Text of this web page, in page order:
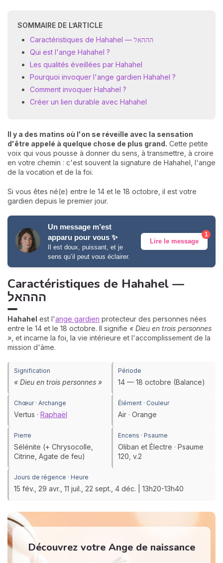
SOMMAIRE DE L’ARTICLE
Caractéristiques de Hahahel — הההאל
Qui est l'ange Hahahel ?
Les qualités éveillées par Hahahel
Pourquoi invoquer l'ange gardien Hahahel ?
Comment invoquer Hahahel ?
Créer un lien durable avec Hahahel
Il y a des matins où l'on se réveille avec la sensation
d'être appelé à quelque chose de plus grand. Cette petite
voix qui vous pousse à donner du sens, à transmettre, à croire
en votre chemin : c'est souvent la signature de Hahahel, l'ange
de la vocation et de la foi.
Si vous êtes né(e) entre le 14 et le 18 octobre, il est votre
gardien depuis le premier jour.
Un message m’est
apparu pour vous ✨
Il est doux, puissant, et je
sens qu’il peut vous éclairer.
Lire le message
1
Caractéristiques de Hahahel —
הההאל
Hahahel est l'ange gardien protecteur des personnes nées
entre le 14 et le 18 octobre. Il signifie « Dieu en trois personnes
» , et incarne la foi, la vie intérieure et l'accomplissement de la
mission d'âme.
Signification
« Dieu en trois personnes »
Période
14 — 18 octobre (Balance)
Chœur · Archange
Vertus · Raphaël
Élément · Couleur
Air · Orange
Pierre
Sélénite (+ Chrysocolle,
Citrine, Agate de feu)
Encens · Psaume
Oliban et Électre · Psaume
120, v.2
Jours de régence · Heure
15 fév., 29 avr., 11 juil., 22 sept., 4 déc. | 13h20-13h40
Découvrez votre Ange de naissance